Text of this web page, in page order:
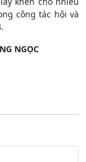
công tác hội và
NGỌC